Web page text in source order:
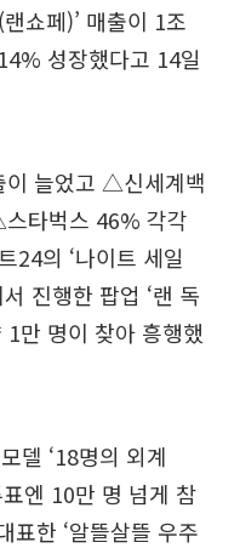
쇼페)’ 매출이 1조
성장했다고 14일
이 늘었고 △신세계백
타벅스 46% 각각
24의 ‘나이트 세일
진행한 팝업 ‘랜 독
만 명이 찾아 흥행했
델 ‘18명의 외계
엔 10만 명 넘게 참
표한 ‘알뜰살뜰 우주